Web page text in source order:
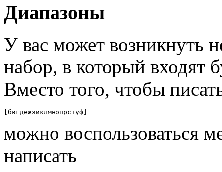
Диапазоны
У вас может возникнуть
набор, в который входят
Вместо того, чтобы
[бвгдежзиклмнопрстуф]
можно воспользоваться
написать